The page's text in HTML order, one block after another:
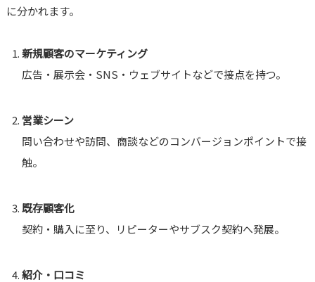
に分かれます。
新規顧客のマーケティング
広告・展示会・SNS・ウェブサイトなどで接点を持つ。
営業シーン
問い合わせや訪問、商談などのコンバージョンポイントで接
触。
既存顧客化
契約・購入に至り、リピーターやサブスク契約へ発展。
紹介・口コミ